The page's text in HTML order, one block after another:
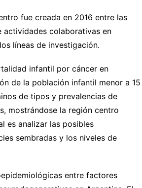
fue creada en 2016 entre las
actividades colaborativas en
líneas de investigación.
infantil por cáncer en
de la población infantil menor a 15
de tipos y prevalencias de
mostrándose la región centro
es analizar las posibles
sembradas y los niveles de
entre factores